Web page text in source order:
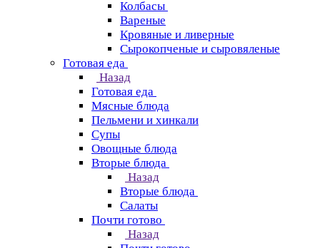
Колбасы
Вареные
Кровяные и ливерные
Сырокопченые и сыровяленые
Готовая еда
Назад
Готовая еда
Мясные блюда
Пельмени и хинкали
Супы
Овощные блюда
Вторые блюда
Назад
Вторые блюда
Салаты
Почти готово
Назад